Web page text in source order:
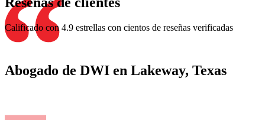
Abogado de DWI en Lakeway, Texas
Calificado con 4.9 estrellas con cientos de reseñas verificadas